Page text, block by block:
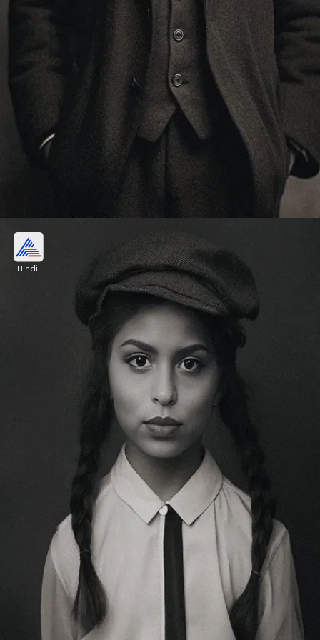
अर्जुन कपूर
@withgokul इंस्टाग्राम पर उन्होंने बॉलीवुड कलाकारों की
तस्वीर शेयर की है। जिसमें एक अर्जुन कपूर की भी है। जिनका
बचपन में दाढ़ी और मूंछों को दिखाया गया है।
Image credits: @withgokul/Instagram
Hindi